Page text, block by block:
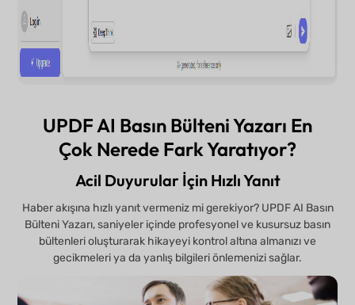
UPDF AI Basın Bülteni Yazarı En
Çok Nerede Fark Yaratıyor?
Acil Duyurular İçin Hızlı Yanıt
Haber akışına hızlı yanıt vermeniz mi gerekiyor? UPDF AI Basın
Bülteni Yazarı, saniyeler içinde profesyonel ve kusursuz basın
bültenleri oluşturarak hikayeyi kontrol altına almanızı ve
gecikmeleri ya da yanlış bilgileri önlemenizi sağlar.